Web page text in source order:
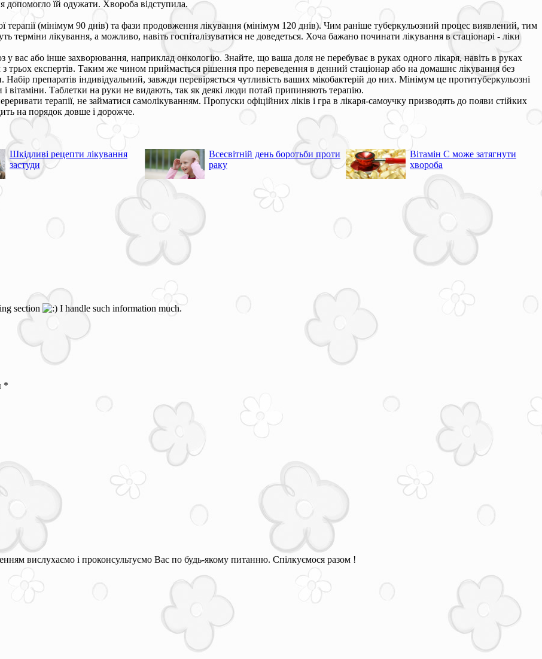
допомогло їй одужати. Хвороба відступила.
терапії (мінімум 90 днів) та фази продовження лікування (мінімум 120 днів). Чим раніше туберкульозний процес виявлений, тим
терміни лікування, а можливо, навіть госпіталізуватися не доведеться. Хоча бажано починати лікування в стаціонарі - ліки
у вас або інше захворювання, наприклад онкологію. Знайте, що ваша доля не перебуває в руках одного лікаря, навіть в руках
трьох експертів. Таким же чином приймається рішення про переведення в денний стаціонар або на домашнє лікування без
препаратів індивідуальний, завжди перевіряється чутливість ваших мікобактерій до них. Мінімум це протитуберкульозні
вітаміни. Таблетки на руки не видають, так як деякі люди потай припиняють терапію.
терапії, не займатися самолікуванням. Пропуски офіційних ліків і гра в лікаря-самоучку призводять до появи стійких
на порядок довше і дорожче.
Шкідливі рецепти лікування
застуди
Всесвітній день боротьби проти
раку
Вітамін С може затягнути
хвороба
section
I handle such information much.
*
вислухаємо і проконсультуємо Вас по будь-якому питанню. Спілкуємося разом !